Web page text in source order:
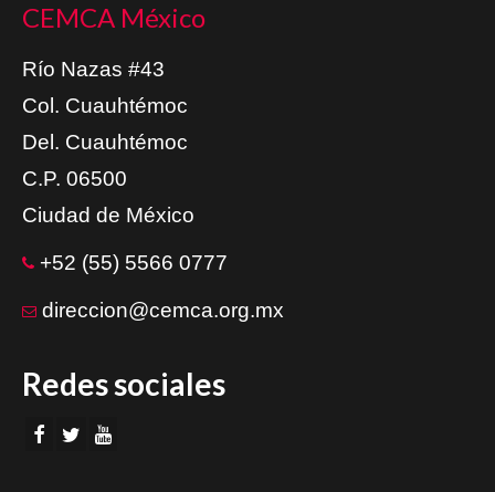
CEMCA México
Río Nazas #43
Col. Cuauhtémoc
Del. Cuauhtémoc
C.P. 06500
Ciudad de México
+52 (55) 5566 0777
direccion@cemca.org.mx
Redes sociales